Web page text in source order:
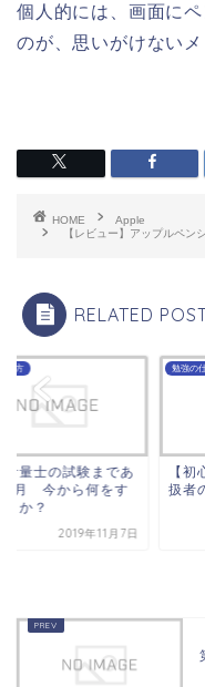
個人的には、画面に
のが、思いがけないメ
HOME
Apple
【レビュー】アップルペン
RELATED
仕方
計量士の試験まであ
月 今から何をす
きか？
2019年11月7日
勉強の
【
扱者